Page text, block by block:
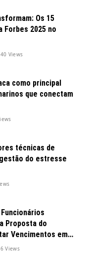
Os 15
Forbes 2025 no
40 Views
como principal
que conectam
técnicas de
do estresse
Proposta do
Vencimentos em
6Views